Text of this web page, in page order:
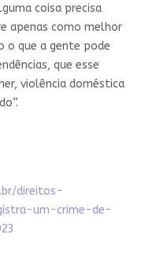
coisa precisa
apenas como melhor
o que a gente pode
que esse
violência doméstica
direitos-
um-crime-de-